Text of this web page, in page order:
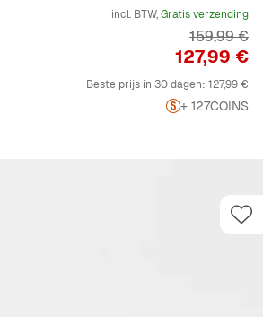
incl. BTW,Gratis verzending
Prijs
127,99 €
Originele
159,99 €
Beste prijs in 30 dagen: 127,99 €
+ 127COINS